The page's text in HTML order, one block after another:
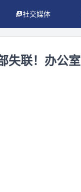
社交媒体
失联！办公室